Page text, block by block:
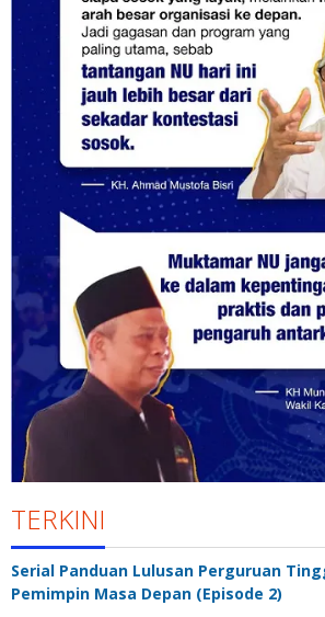
TERKINI
Serial Panduan Lulusan Perguruan
Pemimpin Masa Depan (Episode 2)